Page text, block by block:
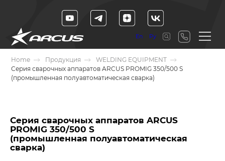
En Ру
Home Продукция
WELDING EQUIPMENT
Серия сварочных аппаратов ARCUS PROMIG 350/500 S
(промышленная полуавтоматическая сварка)
Серия сварочных аппаратов ARCUS
PROMIG 350/500 S
(промышленная полуавтоматическая
сварка)